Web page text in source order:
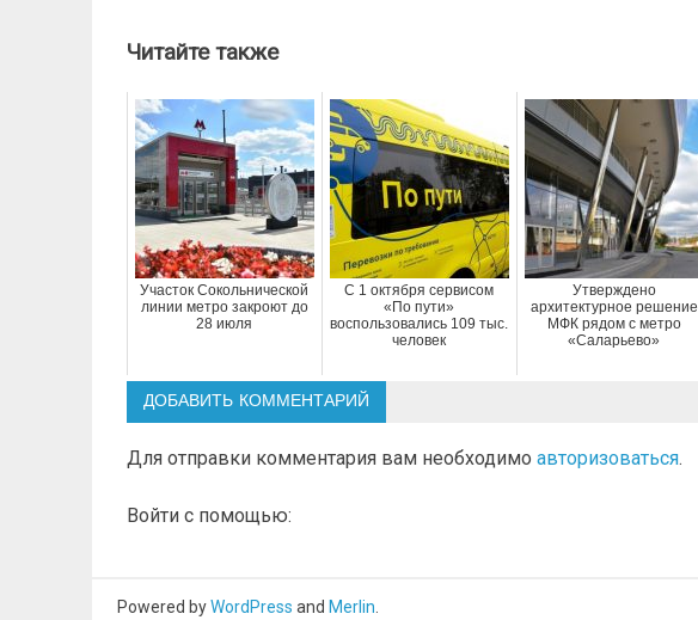
записям
Читайте также
Участок Сокольнической
линии метро закроют до
28 июля
С 1 октября сервисом
«По пути»
воспользовались 109 тыс.
человек
Утверждено
архитектурное решение
МФК рядом с метро
«Саларьево»
ДОБАВИТЬ КОММЕНТАРИЙ
Для отправки комментария вам необходимо авторизоваться.
Войти с помощью:
Powered byWordPress and Merlin